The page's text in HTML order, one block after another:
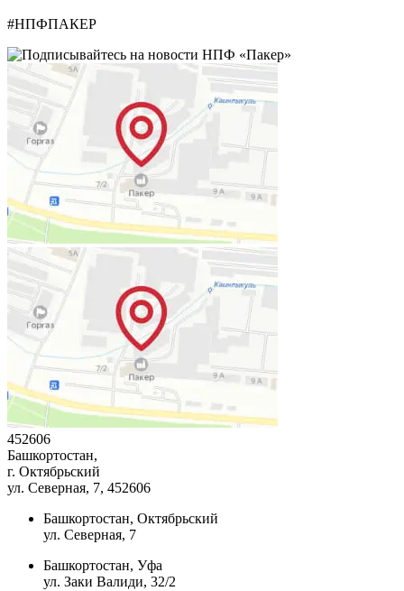
#НПФПАКЕР
452606
Башкортостан,
г. Октябрьский
ул. Северная, 7, 452606
Башкортостан, Октябрьский
ул. Северная, 7
Башкортостан, Уфа
ул. Заки Валиди, 32/2